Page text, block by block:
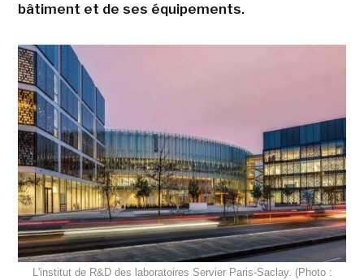
bâtiment et de ses équipements.
L'institut de R&D des laboratoires Servier Paris-Saclay. (Photo :